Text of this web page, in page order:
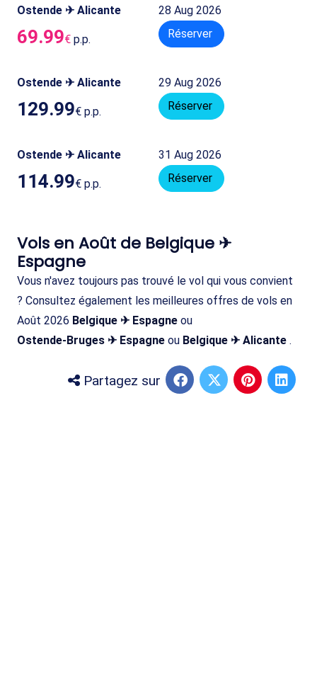
Ostende ✈ Alicante 28 Aug 2026
69.99€ p.p. Réserver
Ostende ✈ Alicante 29 Aug 2026
129.99€ p.p. Réserver
Ostende ✈ Alicante 31 Aug 2026
114.99€ p.p. Réserver
Vols en Août de Belgique ✈
Espagne
Vous n'avez toujours pas trouvé le vol qui vous convient
? Consultez également les meilleures offres de vols en
Août 2026 Belgique ✈ Espagne ou
Ostende-Bruges ✈ Espagne ou Belgique ✈ Alicante .
Partagez sur